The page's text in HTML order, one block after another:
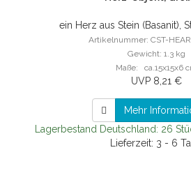
ein Herz aus Stein (Basanit),
Artikelnummer: CST-
Gewicht: 1.3 kg
Maße: ca.15x15x6
UVP 8,21 €
Mehr
Lagerbestand Deutschland: 26
Lieferzeit: 3 - 6